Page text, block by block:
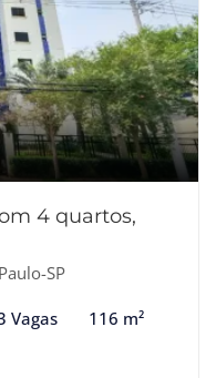
4 quartos,
SP
Vagas 116 m²